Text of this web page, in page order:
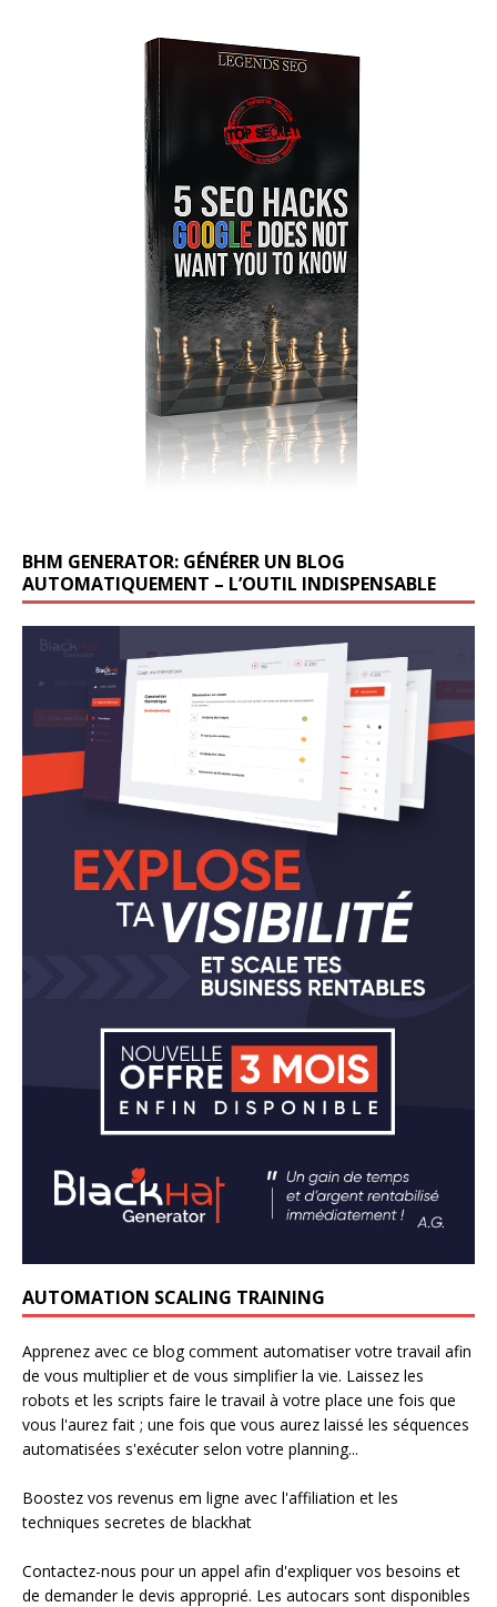
BHM GENERATOR: GÉNÉRER UN BLOG
AUTOMATIQUEMENT – L’OUTIL INDISPENSABLE
AUTOMATION SCALING TRAINING
Apprenez avec ce blog comment automatiser votre travail afin
de vous multiplier et de vous simplifier la vie. Laissez les
robots et les scripts faire le travail à votre place une fois que
vous l'aurez fait ; une fois que vous aurez laissé les séquences
automatisées s'exécuter selon votre planning...
Boostez vos revenus em ligne avec l'affiliation et les
techniques secretes de blackhat
Contactez-nous pour un appel afin d'expliquer vos besoins et
de demander le devis approprié. Les autocars sont disponibles